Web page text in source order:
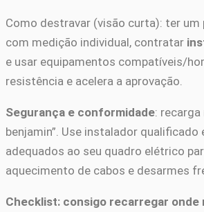
Como destravar (visão curta): ter um
com medição individual, contratar
e usar equipamentos compatíveis/
resistência e acelera a aprovação.
Segurança e conformidade: recarga
benjamin”. Use instalador qualificado
adequados ao seu quadro elétrico
aquecimento de cabos e desarmes
Checklist: consigo recarregar onde